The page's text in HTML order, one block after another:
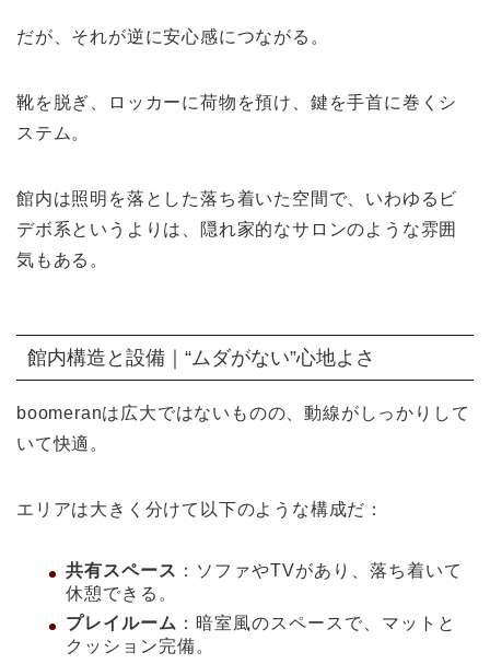
だが、それが逆に安心感につながる。
靴を脱ぎ、ロッカーに荷物を預け、鍵を手首に巻くシ
ステム。
館内は照明を落とした落ち着いた空間で、いわゆるビ
デボ系というよりは、隠れ家的なサロンのような雰囲
気もある。
館内構造と設備｜“ムダがない”心地よさ
boomeranは広大ではないものの、動線がしっかりして
いて快適。
エリアは大きく分けて以下のような構成だ：
共有スペース ：ソファやTVがあり、落ち着いて
休憩できる。
プレイルーム ：暗室風のスペースで、マットと
クッション完備。